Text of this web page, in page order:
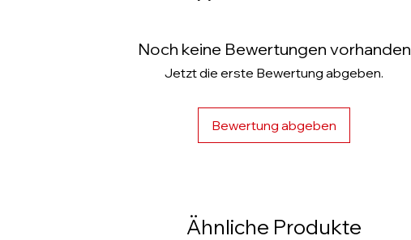
Noch keine Bewertungen vorhanden
Jetzt die erste Bewertung abgeben.
Bewertung abgeben
Ähnliche Produkte